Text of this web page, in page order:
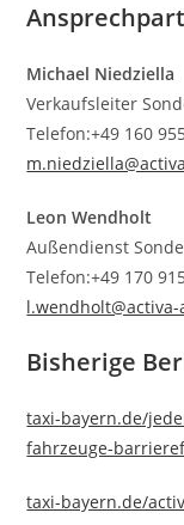
Michael Niedziella
Verkaufsleiter
Telefon:+49 160
Leon Wendholt
Außendienst
Telefon:+49 170
Bisherige
taxi-bayern.de/
fahrzeuge-
taxi-bayern.de/